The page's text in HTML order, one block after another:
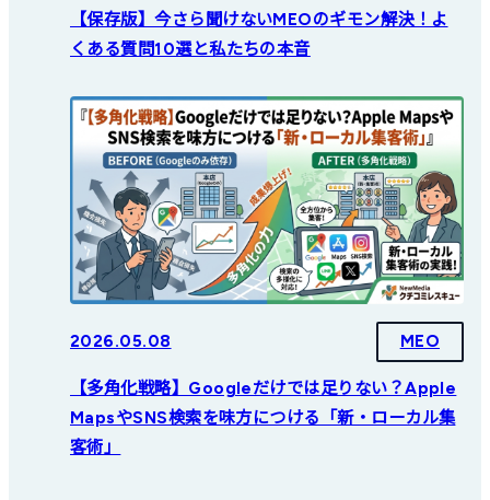
【保存版】今さら聞けないMEOのギモン解決！よ
くある質問10選と私たちの本音
2026.05.08 MEO
【多角化戦略】Googleだけでは足りない？Apple
MapsやSNS検索を味方につける「新・ローカル集
客術」